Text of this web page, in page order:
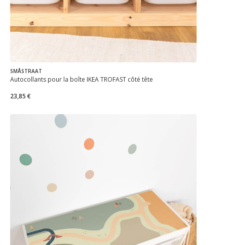
SMÅSTRAAT
Autocollants pour la boîte IKEA TROFAST côté tête
23,85 €